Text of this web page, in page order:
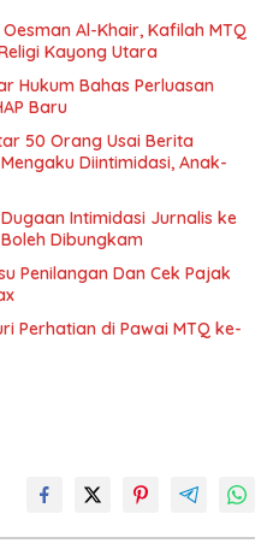
Al-Khair, Kafilah MTQ
Kayong Utara
Hukum Bahas Perluasan
Baru
50 Orang Usai Berita
Diintimidasi, Anak-
Intimidasi Jurnalis ke
Dibungkam
Penilangan Dan Cek Pajak
Perhatian di Pawai MTQ ke-